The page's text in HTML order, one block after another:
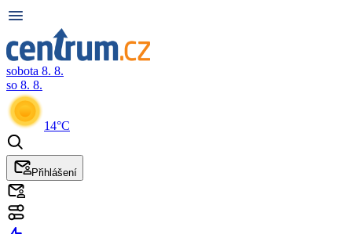
sobota 8. 8.
so 8. 8.
14°C
Přihlášení